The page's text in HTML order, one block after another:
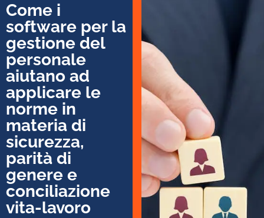
Come i
software per la
gestione del
personale
aiutano ad
applicare le
norme in
materia di
sicurezza,
parità di
genere e
conciliazione
vita-lavoro